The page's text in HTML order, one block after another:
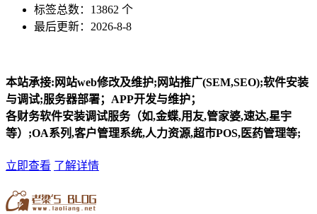
标签总数：13862 个
最后更新：2026-8-8
本站承接:网站web修改及维护;网站推广(SEM,SEO);软件安装
与调试;服务器部署；APP开发与维护；
各财务软件安装调试服务（如,金蝶,用友,管家婆,速达,星宇
等）;OA系列,客户管理系统,人力资源,超市POS,医药管理等;
立即查看 了解详情